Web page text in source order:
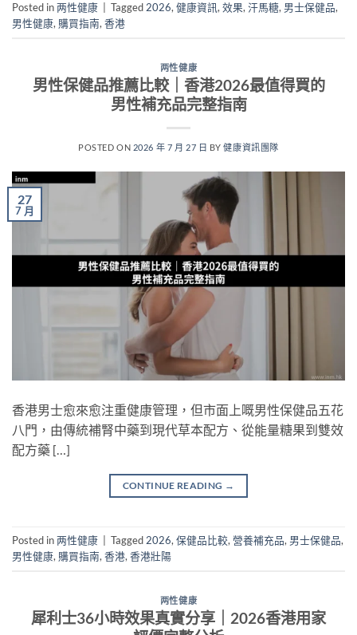
Posted in两性健康 Tagged 2026, 健康資訊, 效果, 汗馬糖, 男士保健品,
男性健康, 購買指南, 香港
两性健康
男性保健品推薦比較｜香港2026最值得買的
男性補充品完整指南
POSTED ON 2026 年 7 月 27 日 BY健康資訊團隊
27
7 月
香港男士愈來愈注重健康管理，但市面上嘅男性保健品五花
八門，由傳統補腎中藥到現代草本配方、從能量糖果到雙效
配方藥 […]
CONTINUE READING →
Posted in两性健康 Tagged 2026, 保健品比較, 營養補充品, 男士保健品,
男性健康, 購買指南, 香港, 香港壯陽
两性健康
犀利士36小時效果真實分享｜2026香港用家